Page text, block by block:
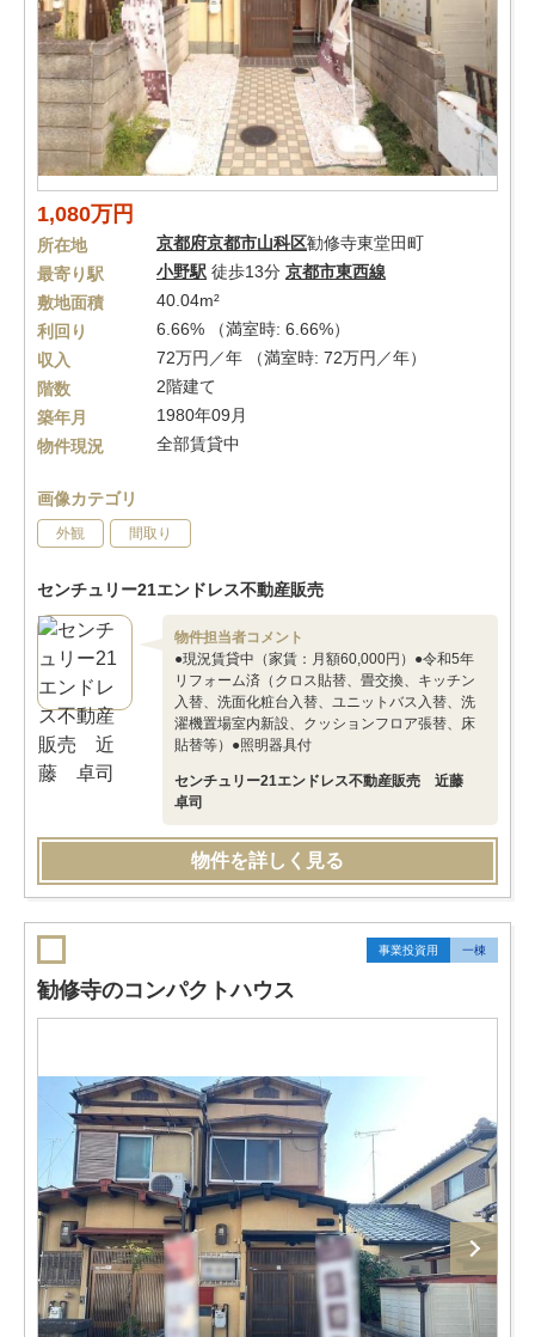
1,080万円
所在地 京都府京都市山科区勧修寺東堂田町
最寄り駅
小野駅 徒歩13分 京都市東西線
敷地面積
40.04m²
利回り
6.66% （満室時: 6.66%）
収入
72万円／年 （満室時: 72万円／年）
階数
2階建て
築年月
1980年09月
物件現況
全部賃貸中
画像カテゴリ
外観 間取り
センチュリー21エンドレス不動産販売
物件担当者コメント
●現況賃貸中（家賃：月額60,000円）●令和5年
リフォーム済（クロス貼替、畳交換、キッチン
入替、洗面化粧台入替、ユニットバス入替、洗
濯機置場室内新設、クッションフロア張替、床
貼替等）●照明器具付
センチュリー21エンドレス不動産販売 近藤
卓司
物件を詳しく見る
事業投資用 一棟
勧修寺のコンパクトハウス